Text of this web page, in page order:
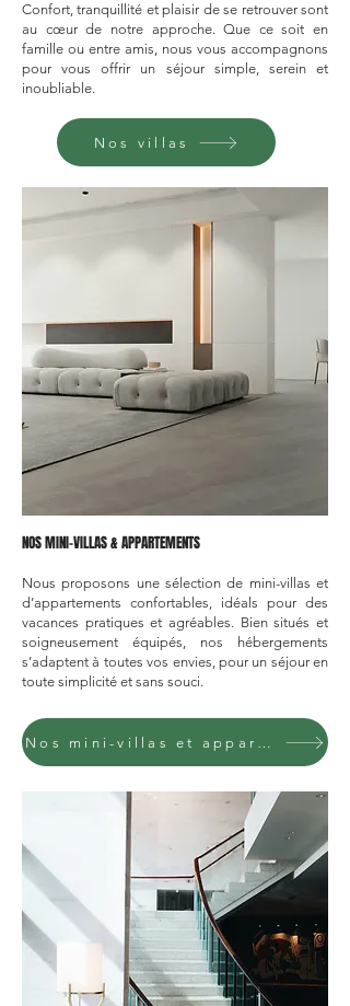
Confort, tranquillité et plaisir de se retrouver sont
au cœur de notre approche. Que ce soit en
famille ou entre amis, nous vous accompagnons
pour vous offrir un séjour simple, serein et
inoubliable.
Nos villas
NOS MINI-VILLAS & APPARTEMENTS
Nous proposons une sélection de mini-villas et
d’appartements confortables, idéals pour des
vacances pratiques et agréables. Bien situés et
soigneusement équipés, nos hébergements
s’adaptent à toutes vos envies, pour un séjour en
toute simplicité et sans souci.
Nos mini-villas et appartements